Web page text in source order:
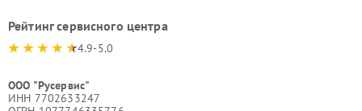
Рейтинг сервисного центра
4.9-5.0
ООО "Русервис"
ИНН 7702633247